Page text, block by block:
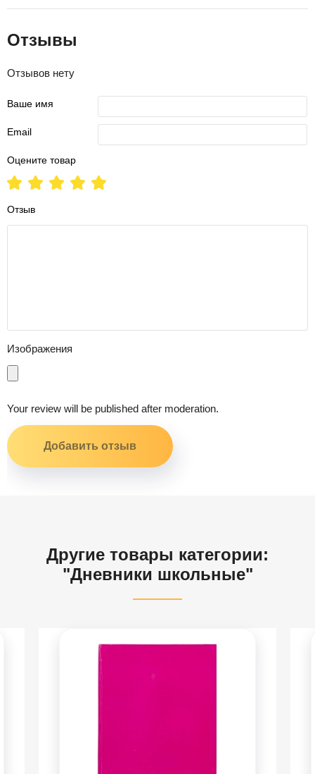
Отзывы
Отзывов нету
Ваше имя
Email
Оцените товар
Отзыв
Изображения
Your review will be published after moderation.
Другие товары категории:
"Дневники школьные"